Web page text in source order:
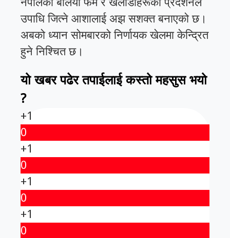
उपाधि जित्ने आशालाई अझ सशक्त बनाएको छ।
अबको ध्यान सोमबारको निर्णायक खेलमा केन्द्रित
हुने निश्चित छ।
यो खबर पढेर तपाईलाई कस्तो महसुस भयो
?
+1
0
+1
0
+1
0
+1
0